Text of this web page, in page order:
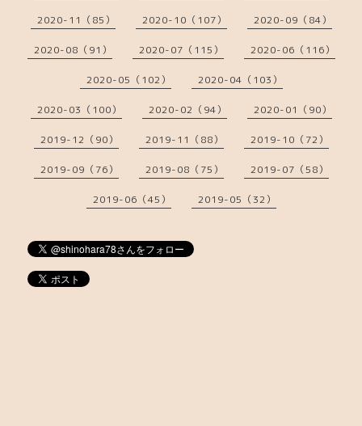
2020-11（85） 2020-10（107） 2020-09（84）
2020-08（91） 2020-07（115） 2020-06（116）
2020-05（102） 2020-04（103）
2020-03（100） 2020-02（94） 2020-01（90）
2019-12（90） 2019-11（88） 2019-10（72）
2019-09（76） 2019-08（75） 2019-07（58）
2019-06（45） 2019-05（32）